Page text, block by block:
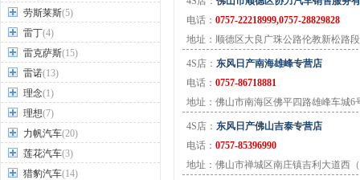
劳斯莱斯(5)
雷丁(4)
雷克萨斯(15)
雷诺(13)
理念(1)
理想(7)
力帆汽车(20)
莲花汽车(3)
猎豹汽车(14)
电话： 0757-22218999,0757-28829828
地址：顺德区大良广珠公路伦教新松路
4S店： 东风日产南海雄峰专营店
电话： 0757-86718881
地址：佛山市南海区佛平四路雄峰车城
4S店： 东风日产佛山吉泰专营店
电话： 0757-85396990
地址：佛山市禅城区南庄镇吉利大道西